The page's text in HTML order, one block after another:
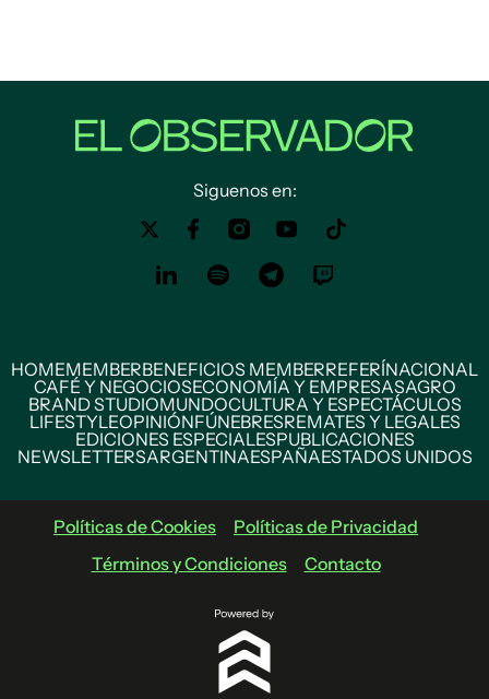
Siguenos en:
HOMEMEMBERBENEFICIOS MEMBERREFERÍNACIONAL
CAFÉ Y NEGOCIOSECONOMÍA Y EMPRESASAGRO
BRAND STUDIOMUNDOCULTURA Y ESPECTÁCULOS
LIFESTYLEOPINIÓNFÚNEBRESREMATES Y LEGALES
EDICIONES ESPECIALESPUBLICACIONES
NEWSLETTERSARGENTINAESPAÑAESTADOS UNIDOS
Políticas de Cookies
Políticas de Privacidad
Términos y Condiciones
Contacto